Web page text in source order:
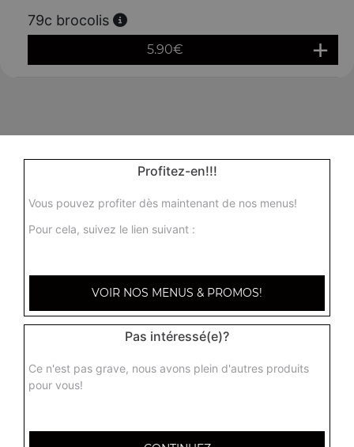
79c brocolis
5.90€
31 Rue de la Salle
54000 NANCY
Profitez-en!!!
Vous pouvez profiter dès maintenant de nos menus!
Pour cela, suivez le lien suivant :
VOIR NOS MENUS & PROMOS!
Pas intéressé(e)?
Ce n'est pas grave, nous avons plein d'autres produits
pour vous!